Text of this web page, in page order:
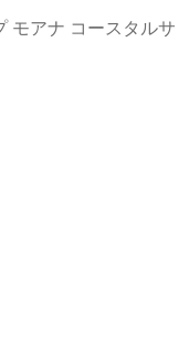
モアナ コースタルサ